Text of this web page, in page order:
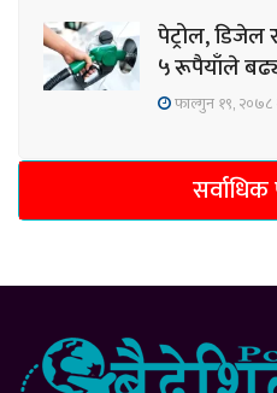
पेट्रोल, डिजेल
५ रूपैयाँले
फाल्गुन १९, २०७८